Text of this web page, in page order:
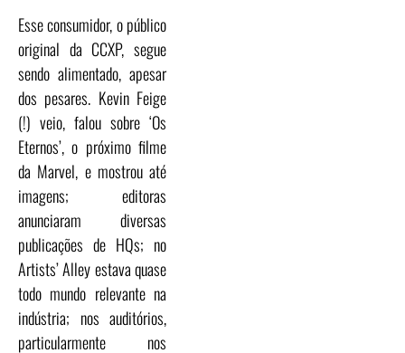
Esse consumidor, o público
original da CCXP, segue
sendo alimentado, apesar
dos pesares. Kevin Feige
(!) veio, falou sobre ‘Os
Eternos’, o próximo filme
da Marvel, e mostrou até
imagens; editoras
anunciaram diversas
publicações de HQs; no
Artists’ Alley estava quase
todo mundo relevante na
indústria; nos auditórios,
particularmente nos